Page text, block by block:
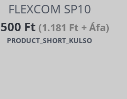
FLEXCOM SP10
Ft (1.181 Ft + Áfa)
PRODUCT_SHORT_KULSO